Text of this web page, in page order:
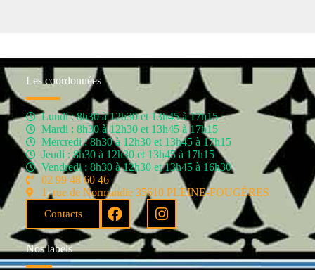
Les coordonnées
Lundi : 8h30 à 12h30 et 13h45 à 17h15
Mardi : 8h30 à 12h30 et 13h45 à 17h15
Mercredi : 8h30 à 12h30 et 13h45 à 17h15
Jeudi : 8h30 à 12h30 et 13h45 à 17h15
Vendredi : 8h30 à 12h30 et 13h45 à 16h30
02 99 48 60 46
1, rue de Normandie 35610 PLEINE-FOUGÈRES
Contacts
Nos labels